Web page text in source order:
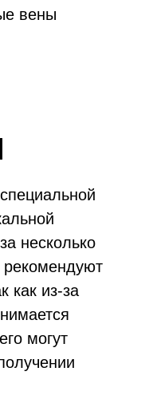
вены
несколько
как из-за
могут